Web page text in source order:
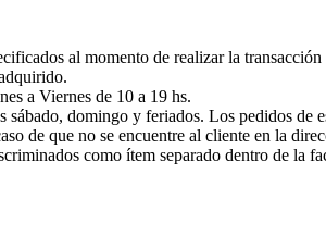
al momento de realizar la
a Viernes de 10 a 19 hs.
sábado, domingo y feriados. Los pedidos de
de que no se encuentre al cliente en la
como ítem separado dentro de la